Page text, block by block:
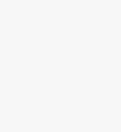
ग्यासको अस्वाभाविक
खौलालाँकुरीको